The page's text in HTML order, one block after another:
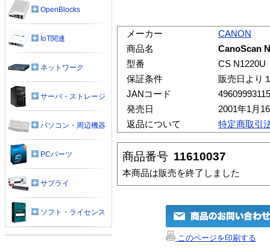
メーカー
CANON
商品名
CanoScan
型番
CS N1220U
保証条件
販売日より
JANコード
発売日
2001年1月
返品について
特定商取引
商品番号 11610037
本商品は販売を終了しました
このページを印刷する
OpenBlocks
IoT関連
ネットワーク
サーバ・ストレージ
パソコン・周辺機器
PCパーツ
サプライ
ソフト・ライセンス